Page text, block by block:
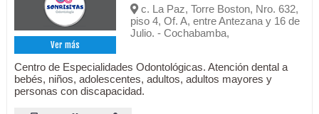
Ver más
c. La Paz, Torre Boston, Nro. 632,
piso 4, Of. A, entre Antezana y 16 de
Julio. - Cochabamba,
Centro de Especialidades Odontológicas. Atención dental a
bebés, niños, adolescentes, adultos, adultos mayores y
personas con discapacidad.